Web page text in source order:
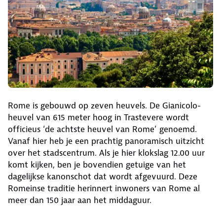
Rome is gebouwd op zeven heuvels. De Gianicolo-
heuvel van 615 meter hoog in Trastevere wordt
officieus ‘de achtste heuvel van Rome’ genoemd.
Vanaf hier heb je een prachtig panoramisch uitzicht
over het stadscentrum. Als je hier klokslag 12.00 uur
komt kijken, ben je bovendien getuige van het
dagelijkse kanonschot dat wordt afgevuurd. Deze
Romeinse traditie herinnert inwoners van Rome al
meer dan 150 jaar aan het middaguur.